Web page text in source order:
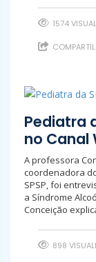
1574
Pediatra
no Canal
A professora
coordenadora
SPSP, foi
a Síndrome
Conceição
898